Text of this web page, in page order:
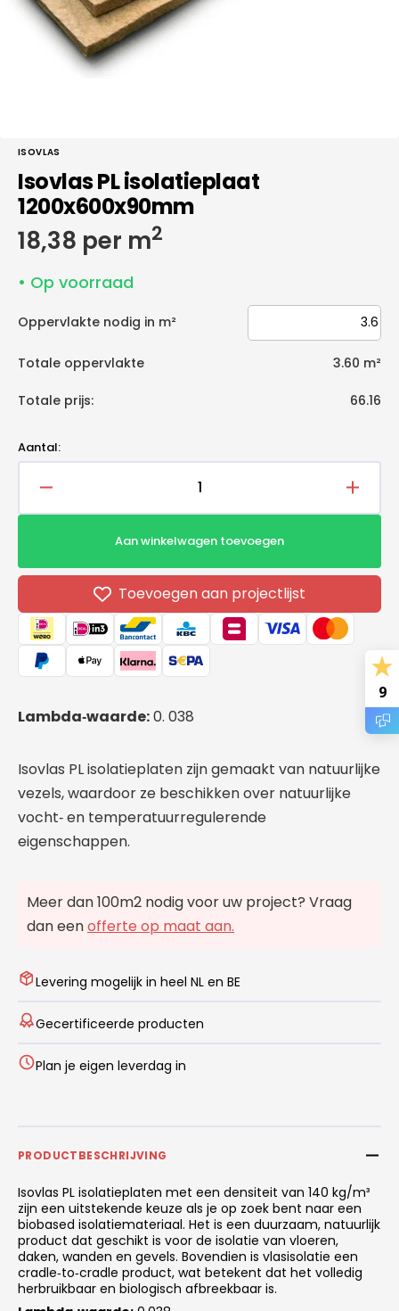
galerieweergave
ISOVLAS
Isovlas PL isolatieplaat
1200x600x90mm
Normale
prijs
18,38 per m2
• Op voorraad
Oppervlakte nodig in m²
Totale oppervlakte 3.60 m²
Totale prijs: 66.16
Aantal:
verlagen
PL
isolatieplaat
1200x600x90mm
Aantal
PL
Aan winkelwagen toevoegen
Toevoegen aan projectlijst
Lambda‑waarde:0. 038
Isovlas PL isolatieplaten zijn gemaakt van natuurlijke
vezels, waardoor ze beschikken over natuurlijke
vocht‑ en temperatuurregulerende
eigenschappen.
Meer dan 100m2 nodig voor uw project? Vraag
dan eenofferte op maat aan.
Levering mogelijk in heel NL en BE
Gecertificeerde producten
Plan je eigen leverdag in
PRODUCTBESCHRIJVING
Isovlas PL isolatieplaten met een densiteit van 140 kg/m³
zijn een uitstekende keuze als je op zoek bent naar een
biobased isolatiemateriaal. Het is een duurzaam, natuurlijk
product dat geschikt is voor de isolatie van vloeren,
daken, wanden en gevels. Bovendien is vlasisolatie een
cradle‑to‑cradle product, wat betekent dat het volledig
herbruikbaar en biologisch afbreekbaar is.
9